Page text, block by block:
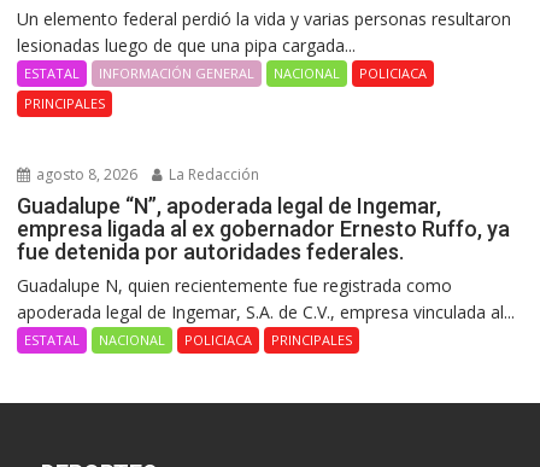
Un elemento federal perdió la vida y varias personas resultaron
lesionadas luego de que una pipa cargada...
ESTATAL INFORMACIÓN GENERAL NACIONAL
POLICIACA
PRINCIPALES
agosto 8, 2026 La Redacción
Guadalupe “N”, apoderada legal de Ingemar,
empresa ligada al ex gobernador Ernesto Ruffo, ya
fue detenida por autoridades federales.
Guadalupe N, quien recientemente fue registrada como
apoderada legal de Ingemar, S.A. de C.V., empresa vinculada al...
ESTATAL NACIONAL POLICIACA PRINCIPALES